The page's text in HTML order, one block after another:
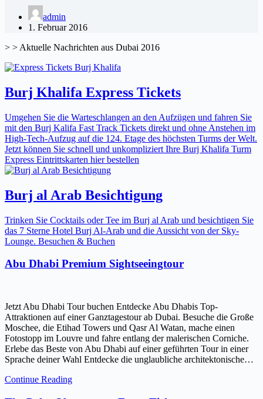
admin
1. Februar 2016
> > Aktuelle Nachrichten aus Dubai 2016
Burj Khalifa Express Tickets
Umgehen Sie die Warteschlangen an den Aufzügen und fahren Sie
mit den Burj Kalifa Fast Track Tickets direkt und ohne Anstehen im
High-Tech-Aufzug auf die 124. Etage des höchsten Turms der Welt.
Jetzt können Sie schnell und unkompliziert Ihre Burj Khalifa Turm
Express Eintrittskarten hier bestellen
Burj al Arab Besichtigung
Trinken Sie Cocktails oder Tee im Burj al Arab und besichtigen Sie
das 7 Sterne Hotel Burj Al-Arab und die Aussicht von der Sky-
Lounge. Besuchen & Buchen
Abu Dhabi Premium Sightseeingtour
Jetzt Abu Dhabi Tour buchen Entdecke Abu Dhabis Top-
Attraktionen auf einer Ganztagestour ab Dubai. Besuche die Große
Moschee, die Etihad Towers und Qasr Al Watan, mache einen
Fotostopp im Louvre und fahre entlang der malerischen Corniche.
Erlebe das Beste von Abu Dhabi auf einer geführten Tour in einer
Sprache deiner Wahl Entdecke die unglaubliche architektonische…
Continue Reading